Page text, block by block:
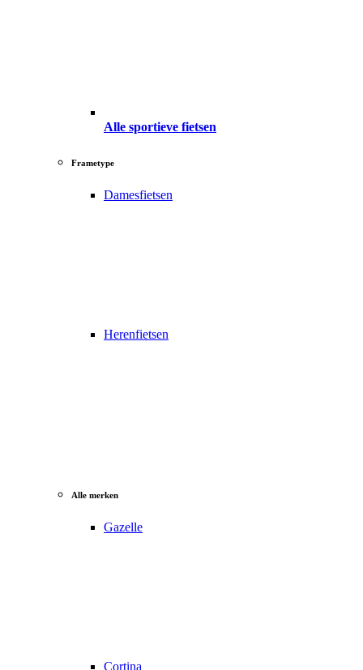
Alle sportieve fietsen
Frametype
Damesfietsen
Herenfietsen
Alle merken
Gazelle
Cortina